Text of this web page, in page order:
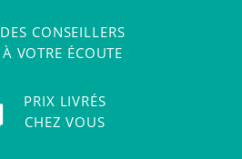
DES CONSEILLERS
À VOTRE ÉCOUTE
PRIX LIVRÉS
CHEZ VOUS